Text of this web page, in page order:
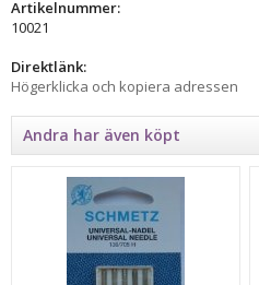
Artikelnummer:
10021
Direktlänk:
Högerklicka och kopiera adressen
Andra har även köpt